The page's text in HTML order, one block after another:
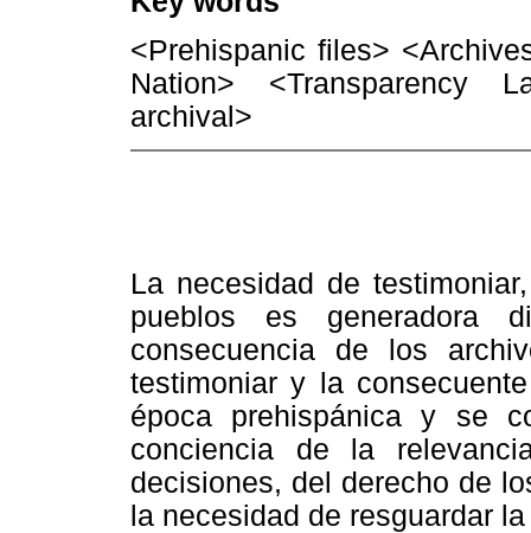
<Prehispanic files>
Nation> <Transparency
archival>
La necesidad de
pueblos es generadora
consecuencia de los
testimoniar y la
época prehispánica y se
conciencia de la
decisiones, del derecho de
la necesidad de resguardar